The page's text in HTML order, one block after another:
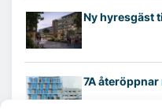
Ny hyresgäst
7A